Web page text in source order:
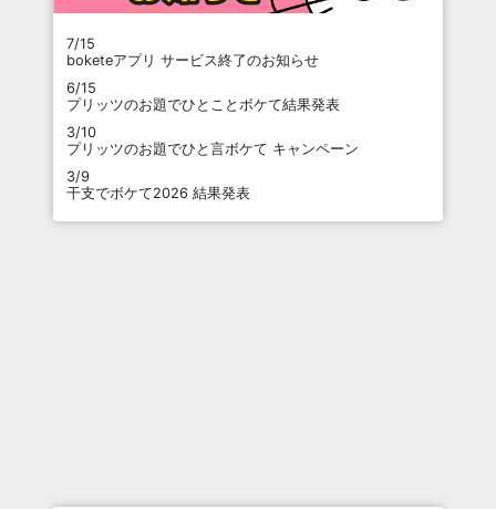
7/15
boketeアプリ サービス終了のお知らせ
6/15
プリッツのお題でひとことボケて結果発表
3/10
プリッツのお題でひと言ボケて キャンペーン
3/9
干支でボケて2026 結果発表